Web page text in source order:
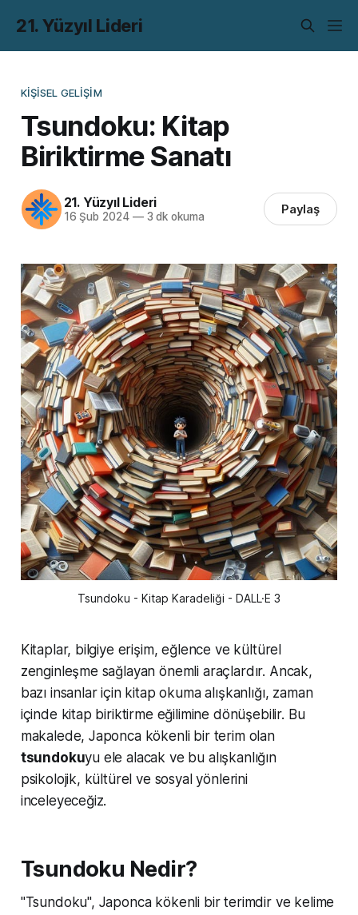
21. Yüzyıl Lideri
KIŞISEL GELIŞIM
Tsundoku: Kitap
Biriktirme Sanatı
21. Yüzyıl Lideri
16 Şub 2024 —3 dk okuma Paylaş
Tsundoku - Kitap Karadeliği - DALL·E 3
Kitaplar, bilgiye erişim, eğlence ve kültürel
zenginleşme sağlayan önemli araçlardır. Ancak,
bazı insanlar için kitap okuma alışkanlığı, zaman
içinde kitap biriktirme eğilimine dönüşebilir. Bu
makalede, Japonca kökenli bir terim olan
tsundokuyu ele alacak ve bu alışkanlığın
psikolojik, kültürel ve sosyal yönlerini
inceleyeceğiz.
Tsundoku Nedir?
"Tsundoku", Japonca kökenli bir terimdir ve kelime